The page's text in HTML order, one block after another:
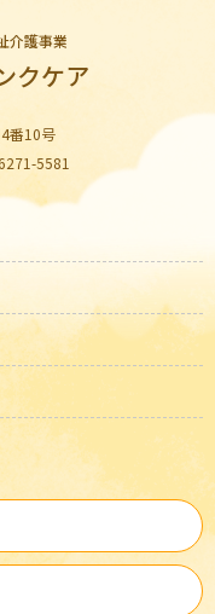
介護事業
クケア
番10号
5581